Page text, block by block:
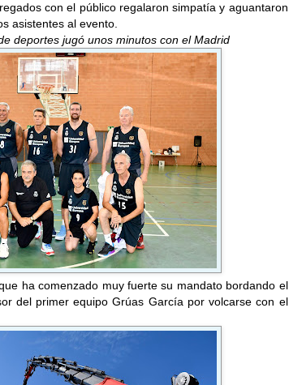
con el público regalaron simpatía y aguantaron
asistentes al evento.
deportes jugó unos minutos con el Madrid
ha comenzado muy fuerte su mandato bordando el
del primer equipo Grúas García por volcarse con el